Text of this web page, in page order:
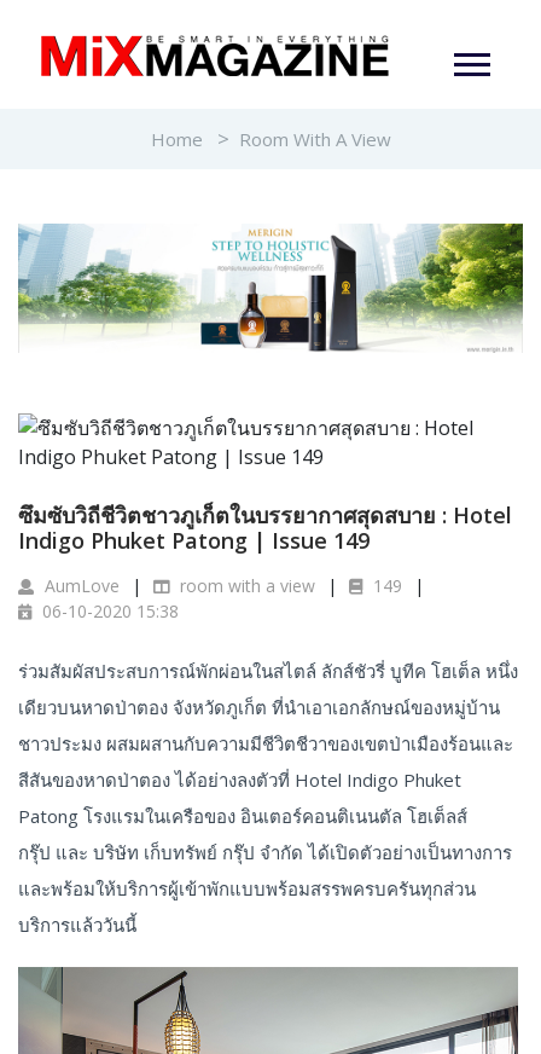
Home Room With A View
ซึมซับวิถีชีวิตชาวภูเก็ตในบรรยากาศสุดสบาย : Hotel
Indigo Phuket Patong | Issue 149
AumLove room with a view
149
06-10-2020 15:38
ร่วมสัมผัสประสบการณ์พักผ่อนในสไตล์ ลักส์ชัวรี่ บูทีค โฮเต็ล หนึ่ง
เดียวบนหาดป่าตอง จังหวัดภูเก็ต ที่นำเอาเอกลักษณ์ของหมู่บ้าน
ชาวประมง ผสมผสานกับความมีชีวิตชีวาของเขตป่าเมืองร้อนและ
สีสันของหาดป่าตอง ได้อย่างลงตัวที่ Hotel Indigo Phuket
Patong โรงแรมในเครือของ อินเตอร์คอนติเนนตัล โฮเต็ลส์
กรุ๊ป และ บริษัท เก็บทรัพย์ กรุ๊ป จำกัด ได้เปิดตัวอย่างเป็นทางการ
และพร้อมให้บริการผู้เข้าพักแบบพร้อมสรรพครบครันทุกส่วน
บริการแล้ววันนี้